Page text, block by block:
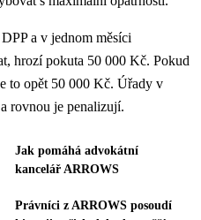
a v jednom měsíci
hrozí pokuta 50 000 Kč. Pokud
to opět 50 000 Kč. Úřady v
rovnou je penalizují.
Jak pomáhá advokátní
kancelář ARROWS
Právníci z ARROWS posoudí